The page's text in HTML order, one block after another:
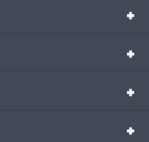
+
+
+
+